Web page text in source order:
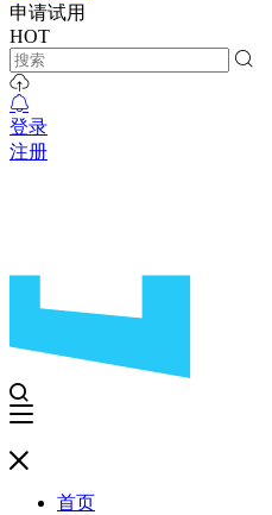
申请试用
HOT
登录
注册
首页